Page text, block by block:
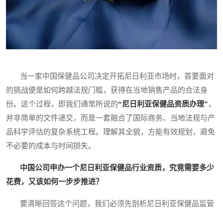
当一家中国保健品公司决定开拓尼日利亚市场时，首要面对
的挑战便是如何跨越法规门槛，获得在当地销售产品的合法身
份。这个过程，即我们通常所说的“尼日利亚保健品资质办理”，
并非简单的文件递交，而是一套融合了国际商务、当地法规与产
品科学评估的复杂系统工程。理解其全貌，方能有效规划，避免
不必要的成本与时间损失。
中国公司申办一个尼日利亚保健品行业资质，究竟需要多少
花费，又该如何一步步推进？
要清晰回答这个问题，我们必须先剖析尼日利亚保健品监管